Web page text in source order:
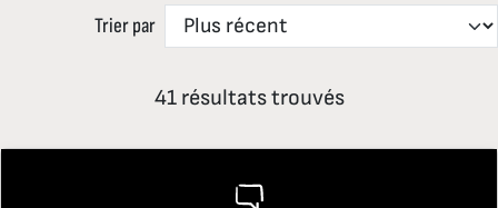
Trier par
41 résultats trouvés